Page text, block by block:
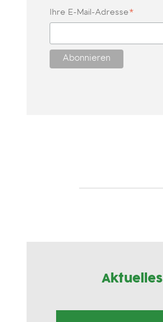
Ihre E-Mail-Adresse*
Aktuelles